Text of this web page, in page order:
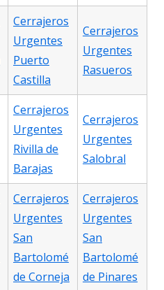
Cerrajeros
Urgentes
Puerto
Castilla
Cerrajeros
Urgentes
Rasueros
Cerrajeros
Urgentes
Rivilla de
Barajas
Cerrajeros
Urgentes
Salobral
Cerrajeros
Urgentes
San
Bartolomé
de Corneja
Cerrajeros
Urgentes
San
Bartolomé
de Pinares